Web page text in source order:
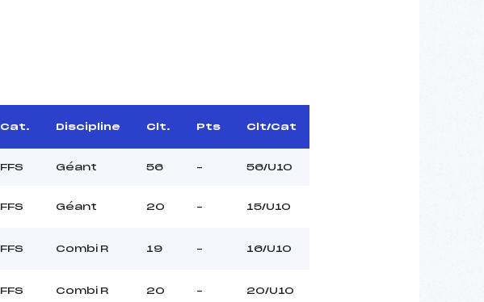
Cat. Discipline Clt. Pts Clt/Cat
FFS Géant 56 – 56/U10
FFS Géant 20 – 15/U10
FFS Combi R 19 – 16/U10
FFS Combi R 20 – 20/U10